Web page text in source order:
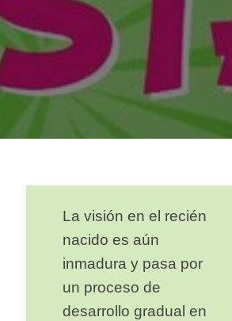
La visión en el recién
nacido es aún
inmadura y pasa por
un proceso de
desarrollo gradual en